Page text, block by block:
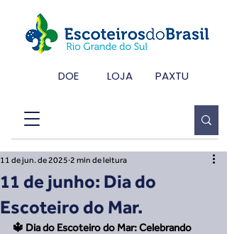
DOE LOJA PAXTU
11 de junho: Dia do
Escoteiro do Mar.
11 de jun. de 2025 2 min de leitura
🔱 Dia do Escoteiro do Mar: Celebrando